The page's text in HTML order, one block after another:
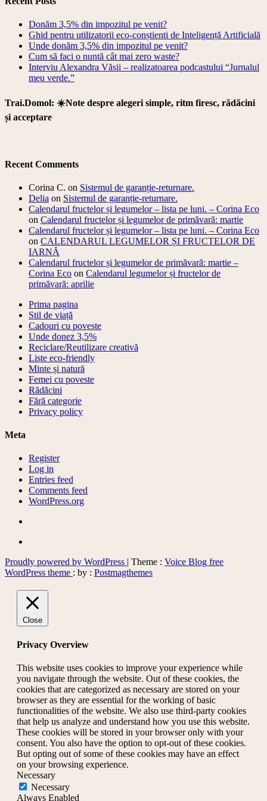
Donăm 3,5% din impozitul pe venit?
Ghid pentru utilizatorii eco-conștienti de Inteligență Artificială
Unde donăm 3,5% din impozitul pe venit?
Cum să faci o nuntă cât mai zero waste?
Interviu Alexandra Văsii – realizatoarea podcastului “Jurnalul
meu verde.”
Trai.Domol: ☀️Note despre alegeri simple, ritm firesc, rădăcini
și acceptare
Recent Comments
Corina C. on Sistemul de garanție-returnare.
Delia on Sistemul de garanție-returnare.
Calendarul fructelor și legumelor – lista pe luni. – Corina Eco
on Calendarul fructelor și legumelor de primăvară: martie
Calendarul fructelor și legumelor – lista pe luni. – Corina Eco
on CALENDARUL LEGUMELOR ȘI FRUCTELOR DE
IARNĂ
Calendarul fructelor și legumelor de primăvară: martie –
Corina Eco on Calendarul legumelor și fructelor de
primăvară: aprilie
Prima pagina
Stil de viață
Cadouri cu poveste
Unde donez 3,5%
Reciclare/Reutilizare creativă
Liste eco-friendly
Minte și natură
Femei cu poveste
Rădăcini
Fără categorie
Privacy policy
Meta
Register
Log in
Entries feed
Comments feed
WordPress.org
Proudly powered by WordPress | Theme : Voice Blog free
WordPress theme : by : Postmagthemes
Close
Privacy Overview
This website uses cookies to improve your experience while
you navigate through the website. Out of these cookies, the
cookies that are categorized as necessary are stored on your
browser as they are essential for the working of basic
functionalities of the website. We also use third-party cookies
that help us analyze and understand how you use this website.
These cookies will be stored in your browser only with your
consent. You also have the option to opt-out of these cookies.
But opting out of some of these cookies may have an effect
on your browsing experience.
Necessary
Necessary
Always Enabled